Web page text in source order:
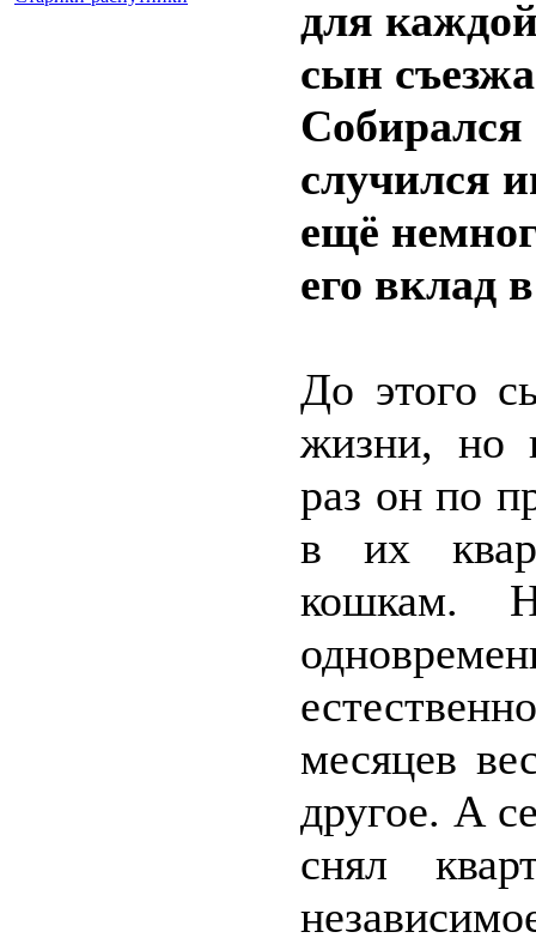
для
сын
случился
ещё
его вклад
До этого
жизни, но
раз он по
в их
кошкам.
месяцев
другое. А
снял